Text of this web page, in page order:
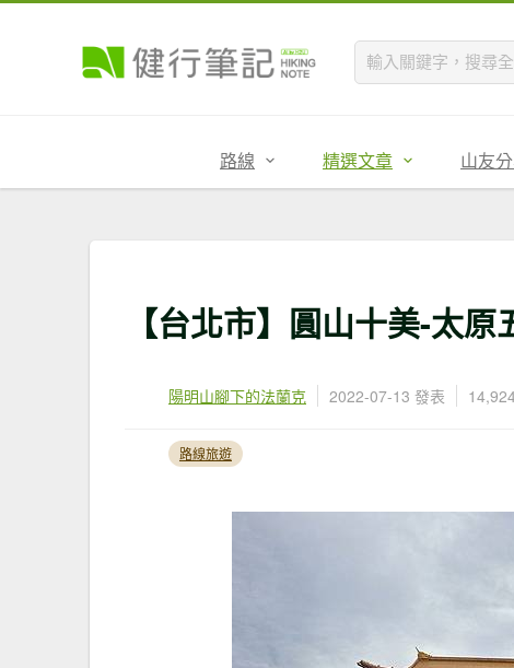
路線 精選文章 山友
【台北市】圓山十美-太
陽明山腳下的法蘭克 2022-07-13 發表
路線旅遊